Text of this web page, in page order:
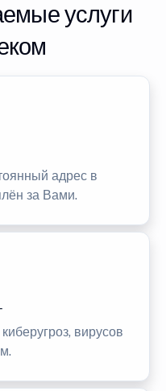
услуги
адрес в
за Вами.
вирусов